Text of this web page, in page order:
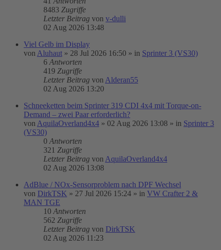
8483 Zugriffe
Letzter Beitrag von v-dulli
02 Aug 2026 13:48
Viel Gelb im Display
von Aluhaut » 28 Jul 2026 16:50 » in Sprinter 3 (VS30)
6 Antworten
419 Zugriffe
Letzter Beitrag von Alderan55
02 Aug 2026 13:20
Schneeketten beim Sprinter 319 CDI 4x4 mit Torque-on-
Demand – zwei Paar erforderlich?
von AquilaOverland4x4 » 02 Aug 2026 13:08 » in Sprinter 3
(VS30)
0 Antworten
321 Zugriffe
Letzter Beitrag von AquilaOverland4x4
02 Aug 2026 13:08
AdBlue / NOx-Sensorproblem nach DPF Wechsel
von DirkTSK » 27 Jul 2026 15:24 » in VW Crafter 2 &
MAN TGE
10 Antworten
562 Zugriffe
Letzter Beitrag von DirkTSK
02 Aug 2026 11:23